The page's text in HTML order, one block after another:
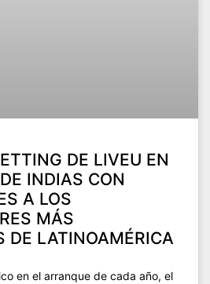
DE LIVEU EN
INDIAS CON
A LOS
MÁS
DE LATINOAMÉRICA
en el arranque de cada año, el